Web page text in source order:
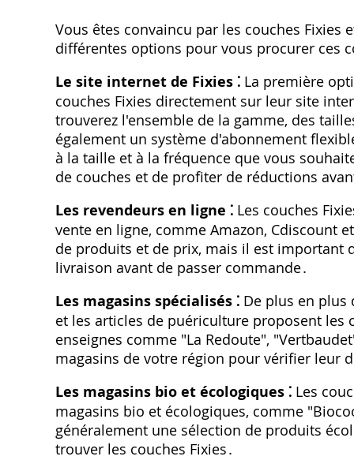
Vous êtes convaincu par les couches Fixies
différentes options pour vous procurer ces
Le site internet de Fixies ⁚ La première
couches Fixies directement sur leur site
trouverez l'ensemble de la gamme‚ des
également un système d'abonnement
à la taille et à la fréquence que vous
de couches et de profiter de réductions
Les revendeurs en ligne ⁚ Les couches
vente en ligne‚ comme Amazon‚ Cdiscount
de produits et de prix‚ mais il est
livraison avant de passer commande․
Les magasins spécialisés ⁚ De plus en plus
et les articles de puériculture proposent les
enseignes comme "La Redoute"‚
magasins de votre région pour vérifier leur
Les magasins bio et écologiques ⁚ Les
magasins bio et écologiques‚ comme
généralement une sélection de produits
trouver les couches Fixies․